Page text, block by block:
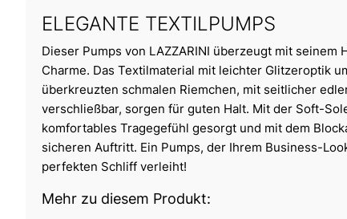
ELEGANTE TEXTILPUMPS
Dieser Pumps von LAZZARINI überzeugt mit seinem
Charme. Das Textilmaterial mit leichter Glitzeroptik
überkreuzten schmalen Riemchen, mit seitlicher
verschließbar, sorgen für guten Halt. Mit der Soft-
komfortables Tragegefühl gesorgt und mit dem
sicheren Auftritt. Ein Pumps, der Ihrem Business-
perfekten Schliff verleiht!
Mehr zu diesem Produkt: